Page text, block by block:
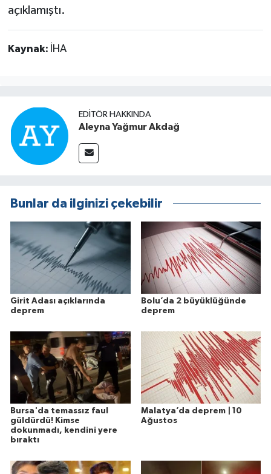
açıklamıştı.
Kaynak: İHA
EDITÖR HAKKINDA
Aleyna Yağmur Akdağ
Bunlar da ilginizi çekebilir
Girit Adası açıklarında
deprem
Bolu’da 2 büyüklüğünde
deprem
Bursa'da temassız faul
güldürdü! Kimse
dokunmadı, kendini yere
bıraktı
Malatya’da deprem | 10
Ağustos